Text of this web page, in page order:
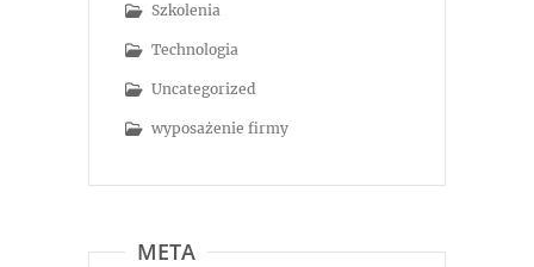
Szkolenia
Technologia
Uncategorized
wyposażenie firmy
META